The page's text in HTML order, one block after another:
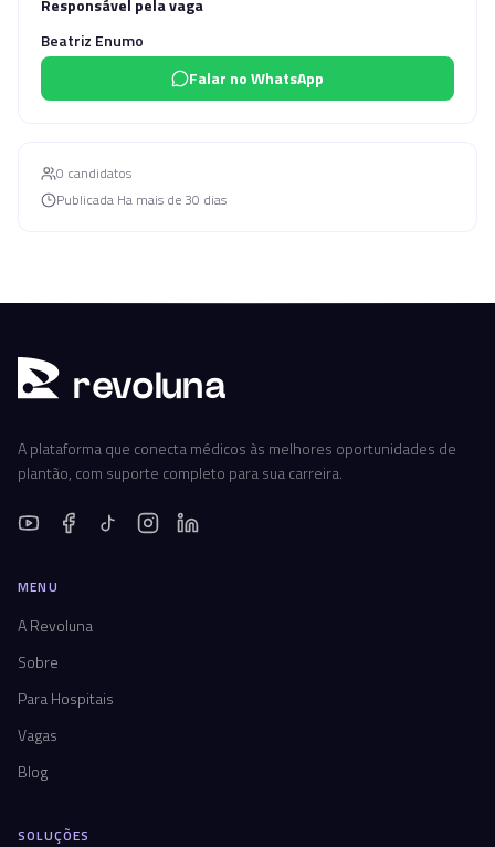
Responsável pela vaga
Beatriz Enumo
Falar no WhatsApp
0 candidatos
Publicada Ha mais de 30 dias
revoluna
A plataforma que conecta médicos às melhores oportunidades de
plantão, com suporte completo para sua carreira.
MENU
A Revoluna
Sobre
Para Hospitais
Vagas
Blog
SOLUÇÕES